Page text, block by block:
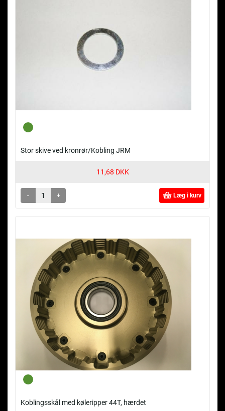
Stor skive ved kronrør/Kobling JRM
11,68 DKK
- + Læg i kurv
Koblingsskål med køleripper 44T, hærdet